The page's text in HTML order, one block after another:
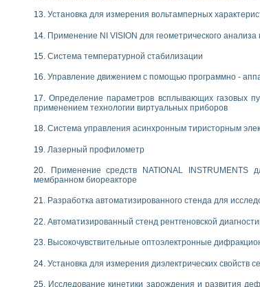
Установка для измерения вольтамперных
Применение NI VISION для геометрического анализа
Система температурной стабилизации
Управление движением с помощью программно -
Определение параметров всплывающих газовых
применением технологии виртуальных приборов
Система управления асинхронным тиристорным
Лазерный профилометр
Применение средств NATIONAL INSTRUMENTS
мембранном биореакторе
Разработка автоматизированного стенда для
Автоматизированный стенд рентгеновской
Высокочувствительные оптоэлектронные
Установка для измерения диэлектрических свойств
Исследование кинетики зарождения и развития